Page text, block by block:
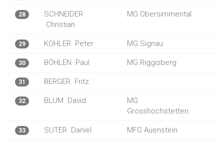
28
SCHNEIDER
Christian
MG Obersimmental
29 KOHLER Peter MG Signau
30 BÖHLEN Paul MG Riggisberg
31 BERGER Fritz
32 BLUM David
MG
Grosshöchstetten
33 SUTER Daniel MFG Auenstein